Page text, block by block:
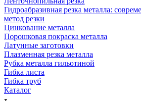
Гидроабразивная резка металла:
метод резки
Цинкование металла
Порошковая покраска металла
Латунные заготовки
Плазменная резка металла
Рубка металла гильотиной
Гибка листа
Гибка труб
Каталог